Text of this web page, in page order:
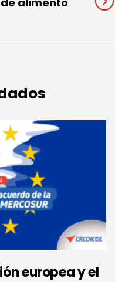
europea y el